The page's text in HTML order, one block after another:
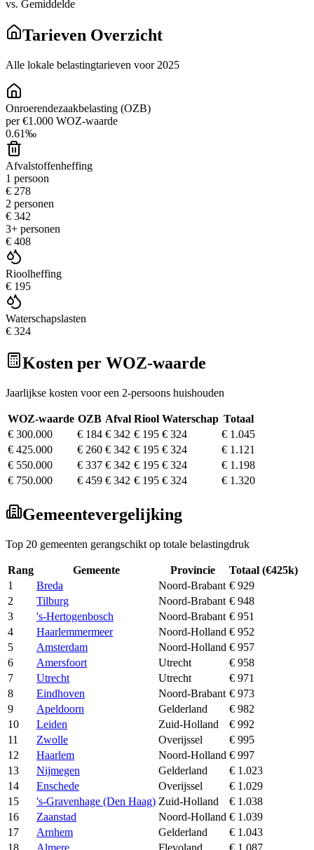
vs. Gemiddelde
Tarieven Overzicht
Alle lokale belastingtarieven voor 2025
Onroerendezaakbelasting (OZB)
per €1.000 WOZ-waarde
0.61‰
Afvalstoffenheffing
1 persoon
€ 278
2 personen
€ 342
3+ personen
€ 408
Rioolheffing
€ 195
Waterschapslasten
€ 324
Kosten per WOZ-waarde
Jaarlijkse kosten voor een 2-persoons huishouden
WOZ-waarde OZB Afval Riool Waterschap Totaal
€ 300.000
€ 184 € 342 € 195 € 324
€ 1.045
€ 425.000
€ 260 € 342 € 195 € 324
€ 1.121
€ 550.000
€ 337 € 342 € 195 € 324
€ 1.198
€ 750.000
€ 459 € 342 € 195 € 324 € 1.320
Gemeentevergelijking
Top 20 gemeenten gerangschikt op totale belastingdruk
Rang Gemeente Provincie
Totaal (€425k)
1
Breda Noord-Brabant € 929
2
Tilburg Noord-Brabant € 948
3
's-Hertogenbosch Noord-Brabant € 951
4
Haarlemmermeer Noord-Holland € 952
5
Amsterdam Noord-Holland € 957
6
Amersfoort Utrecht
€ 958
7
Utrecht Utrecht
€ 971
8
Eindhoven Noord-Brabant € 973
9
Apeldoorn Gelderland
€ 982
10
Leiden Zuid-Holland
€ 992
11
Zwolle Overijssel
€ 995
12
Haarlem Noord-Holland € 997
13
Nijmegen Gelderland
€ 1.023
14
Enschede Overijssel
€ 1.029
15
's-Gravenhage (Den Haag) Zuid-Holland
€ 1.038
16
Zaanstad Noord-Holland € 1.039
17
Arnhem Gelderland
€ 1.043
18
Almere Flevoland
€ 1.087